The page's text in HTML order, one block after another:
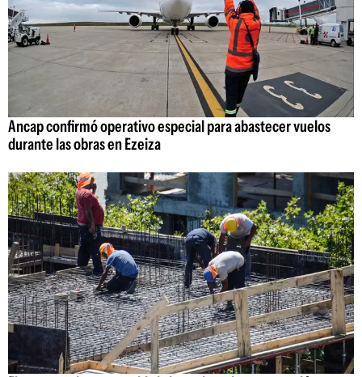
Ancap confirmó operativo especial para abastecer vuelos
durante las obras en Ezeiza